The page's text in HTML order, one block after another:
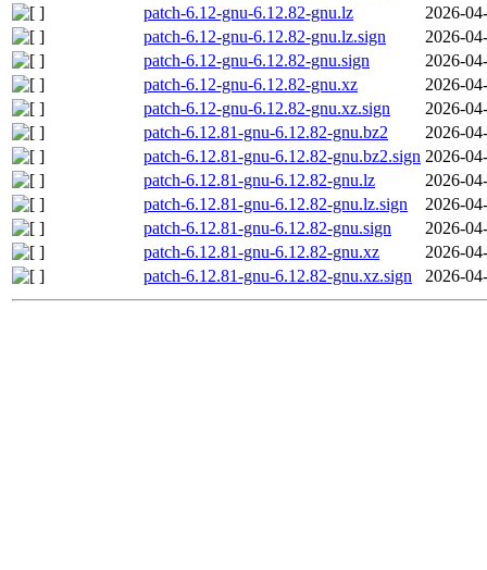
patch-6.12-gnu-6.12.82-gnu.lz
2026-
patch-6.12-gnu-6.12.82-gnu.lz.sign
2026-
patch-6.12-gnu-6.12.82-gnu.sign
2026-
patch-6.12-gnu-6.12.82-gnu.xz
2026-
patch-6.12-gnu-6.12.82-gnu.xz.sign
2026-
patch-6.12.81-gnu-6.12.82-gnu.bz2
2026-
patch-6.12.81-gnu-6.12.82-gnu.bz2.sign 2026-
patch-6.12.81-gnu-6.12.82-gnu.lz
2026-
patch-6.12.81-gnu-6.12.82-gnu.lz.sign
2026-
patch-6.12.81-gnu-6.12.82-gnu.sign
2026-
patch-6.12.81-gnu-6.12.82-gnu.xz
2026-
patch-6.12.81-gnu-6.12.82-gnu.xz.sign
2026-